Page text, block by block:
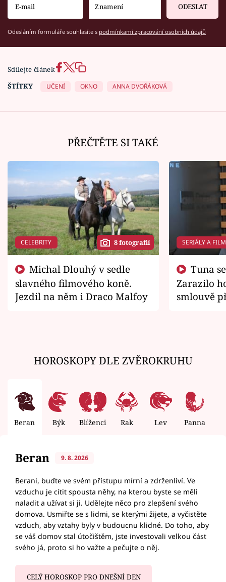
ODESLAT
Odesláním formuláře souhlasíte s podmínkami zpracování osobních údajů
Sdílejte článek
ŠTÍTKY
UČENÍ OKNO ANNA DVOŘÁKOVÁ
PŘEČTĚTE SI TAKÉ
CELEBRITY 8 fotografií
slavného filmového koně.
Jezdil na něm i Draco Malfoy
SERIÁLY A
Zarazilo
smlouvě
HOROSKOPY DLE ZVĚROKRUHU
Beran Býk Blíženci Rak Lev Panna
Beran 9. 8. 2026
Berani, buďte ve svém přístupu mírní a zdrženliví. Ve
vzduchu je cítit spousta něhy, na kterou byste se měli
naladit a užívat si ji. Udělejte něco pro zlepšení svého
domova. Usmiřte se s lidmi, se kterými žijete, a vyčistěte
vzduch, aby vztahy byly v budoucnu klidné. Do toho, aby
se váš domov stal útočištěm, jste investovali velkou část
svého já, proto si ho važte a pečujte o něj.
CELÝ HOROSKOP PRO DNEŠNÍ DEN